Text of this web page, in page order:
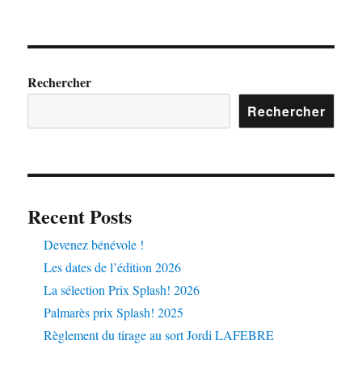
Rechercher
Rechercher
Recent Posts
Devenez bénévole !
Les dates de l’édition 2026
La sélection Prix Splash! 2026
Palmarès prix Splash! 2025
Règlement du tirage au sort Jordi LAFEBRE